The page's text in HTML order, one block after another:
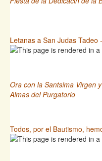
Letanas a San Judas Tadeo
Ora con la Santsima Virgen
Almas del Purgatorio
Todos, por el Bautismo,